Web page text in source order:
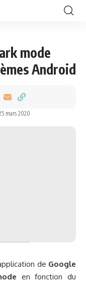
mode
Android
mars 2020
de Google
en fonction du